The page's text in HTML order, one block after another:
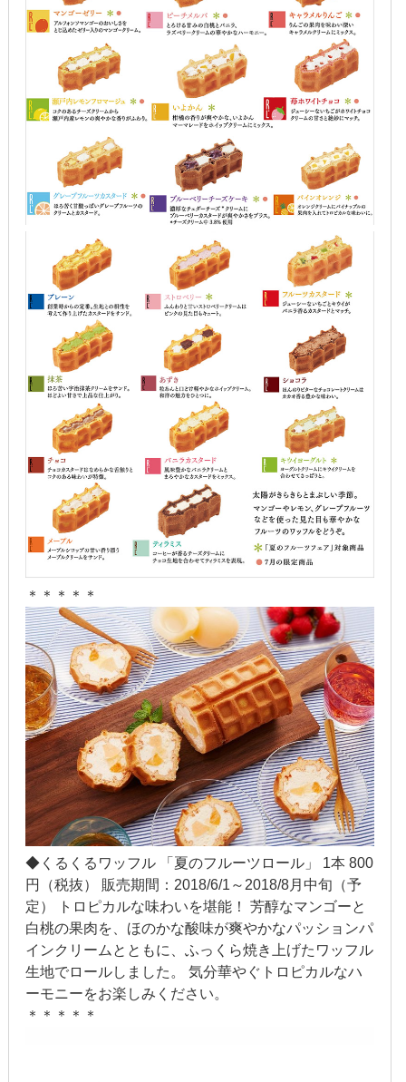
2016年8月
2016年7月
2016年6月
2016年5月
2016年4月
2016年3月
2016年2月
2016年1月
2015年12月
2015年11月
2015年10月
2015年9月
2015年8月
2015年7月
2015年5月
2015年4月
2015年3月
2015年2月
2015年1月
2014年12月
2014年11月
2014年10月
2014年9月
2014年8月
＊＊＊＊＊
◆くるくるワッフル 「夏のフルーツロール」 1本 800
円（税抜） 販売期間：2018/6/1～2018/8月中旬（予
定） トロピカルな味わいを堪能！ 芳醇なマンゴーと
白桃の果肉を、ほのかな酸味が爽やかなパッションパ
インクリームとともに、ふっくら焼き上げたワッフル
生地でロールしました。 気分華やぐトロピカルなハ
ーモニーをお楽しみください。
＊＊＊＊＊